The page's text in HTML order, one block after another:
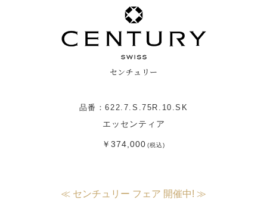
センチュリー
品番：622.7.S.75R.10.SK
エッセンティア
￥374,000(税込)
≪ センチュリー フェア 開催中! ≫